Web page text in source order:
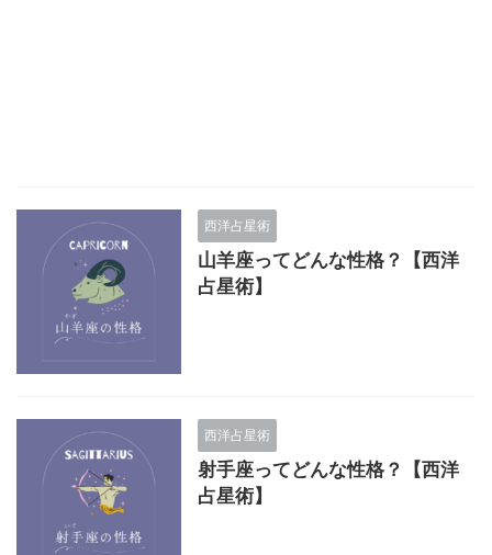
西洋占星術
山羊座ってどんな性格？【西洋
占星術】
西洋占星術
射手座ってどんな性格？【西洋
占星術】